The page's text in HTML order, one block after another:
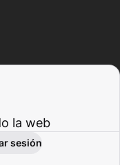
la web
sesión